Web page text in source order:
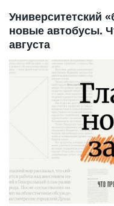
Университетский
новые автобусы.
августа